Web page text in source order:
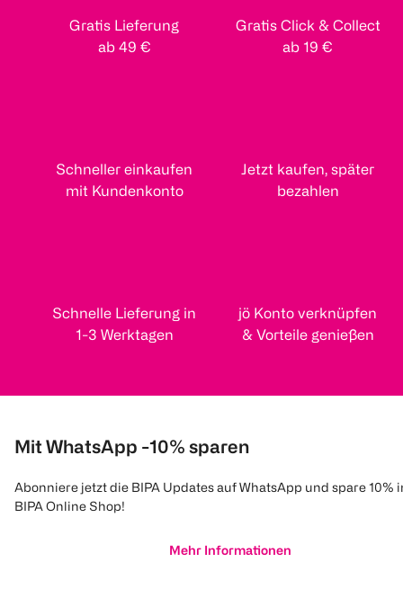
Gratis Lieferung
ab 49 €
Gratis Click & Collect
ab 19 €
Schneller einkaufen
mit Kundenkonto
Jetzt kaufen, später
bezahlen
Schnelle Lieferung in
1-3 Werktagen
jö Konto verknüpfen
& Vorteile genießen
Mit WhatsApp -10% sparen
Abonniere jetzt die BIPA Updates auf WhatsApp und spare 10%
BIPA Online Shop!
Mehr Informationen